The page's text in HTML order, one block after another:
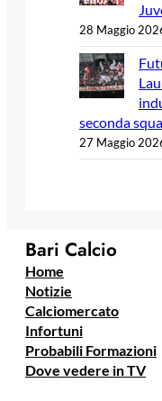
28 Maggio
seconda
27 Maggio
Bari Calcio
Home
Notizie
Calciomercato
Infortuni
Probabili Formazioni
Dove vedere in TV